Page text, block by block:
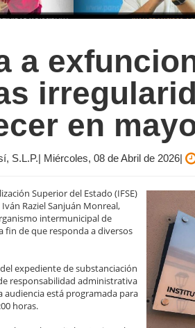
a
en
S.L.P.| Miércoles, 08 de Abril de 2026|
Superior del Estado (IFSE)
Raziel Sanjuán Monreal,
intermunicipal de
fin de que responda a diversos
expediente de substanciación
responsabilidad administrativa
audiencia está programada para
horas.